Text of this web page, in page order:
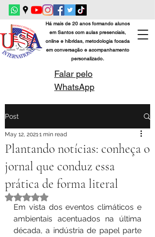
Há mais de 20 anos formando alunos
em Santos com aulas presenciais,
online e híbridas, metodologia focada
em conversação e acompanhamento
personalizado.
Falar pelo
WhatsApp
Post
Plantando notícias: conheça o
jornal que conduz essa
prática de forma literal
May 12, 20211 min read
Rated NaN out of 5 stars.
Em vista dos eventos climáticos e
ambientais acentuados na última
década, a indústria de papel parte